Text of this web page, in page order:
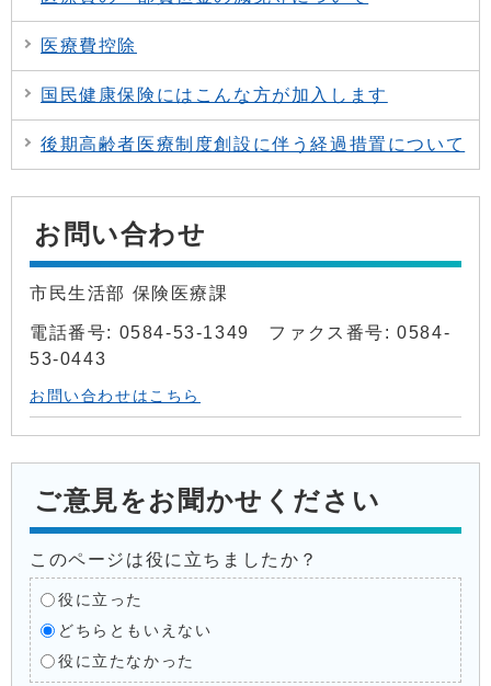
医療費控除
国民健康保険にはこんな方が加入します
後期高齢者医療制度創設に伴う経過措置について
お問い合わせ
市民生活部 保険医療課
電話番号: 0584-53-1349 ファクス番号: 0584-
53-0443
お問い合わせはこちら
ご意見をお聞かせください
このページは役に立ちましたか？
役に立った
どちらともいえない
役に立たなかった